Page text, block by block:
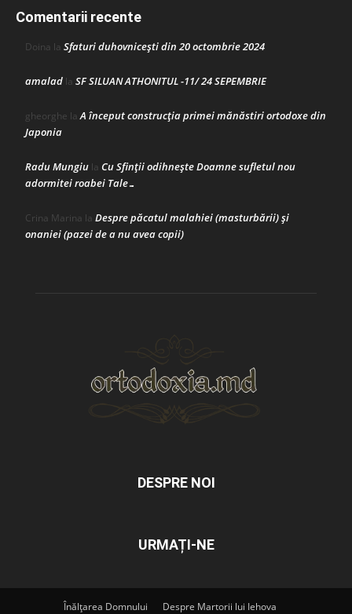
Comentarii recente
Doina la Sfaturi duhovnicești din 20 octombrie 2024
amalad la SF SILUAN ATHONITUL -11/ 24 SEPEMBRIE
gheorghe laA început construcţia primei mănăstiri ortodoxe din
Japonia
Radu Mungiu la Cu Sfinții odihnește Doamne sufletul nou
adormitei roabei Tale…
Crina Marina la Despre păcatul malahiei (masturbării) şi
onaniei (pazei de a nu avea copii)
DESPRE NOI
URMAȚI-NE
Înălțarea Domnului Despre Martorii lui Iehova